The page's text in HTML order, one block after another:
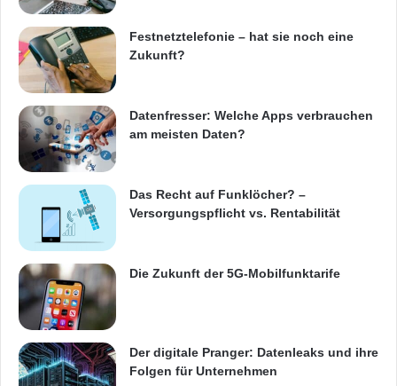
Festnetztelefonie – hat sie noch eine
Zukunft?
Datenfresser: Welche Apps verbrauchen
am meisten Daten?
Das Recht auf Funklöcher? –
Versorgungspflicht vs. Rentabilität
Die Zukunft der 5G-Mobilfunktarife
Der digitale Pranger: Datenleaks und ihre
Folgen für Unternehmen